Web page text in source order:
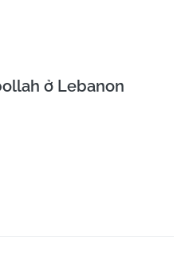
ở Lebanon